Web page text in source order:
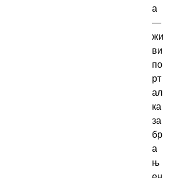
а
—
жи
ви
по
рт
ал
ка
за
бр
а
њ